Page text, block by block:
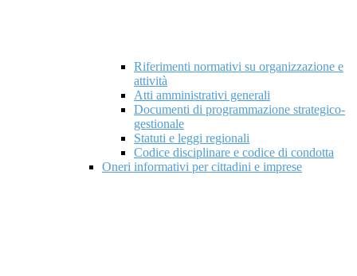
Riferimenti normativi su organizzazione e
attività
Atti amministrativi generali
Documenti di programmazione strategico-
gestionale
Statuti e leggi regionali
Codice disciplinare e codice di condotta
Oneri informativi per cittadini e imprese